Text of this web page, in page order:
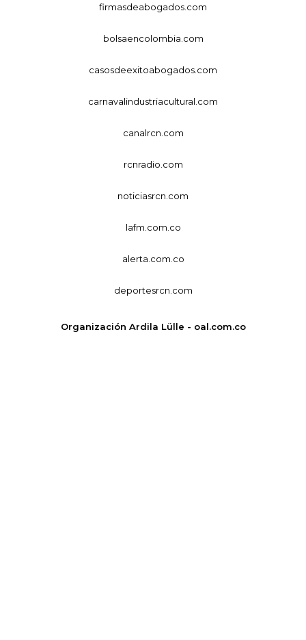
firmasdeabogados.com
bolsaencolombia.com
casosdeexitoabogados.com
carnavalindustriacultural.com
canalrcn.com
rcnradio.com
noticiasrcn.com
lafm.com.co
alerta.com.co
deportesrcn.com
Organización Ardila Lülle - oal.com.co